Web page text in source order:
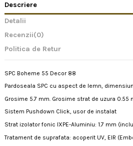
Descriere
Detalii
Recenzii(0)
Politica de Retur
SPC Boheme 55 Decor 88
Pardoseala SPC cu aspect de lemn,
Grosime 5.7 mm. Grosime strat de uzura 0.55
Sistem Pushdown Click, usor de instalat
Strat izolator fonic IXPE-Aluminiu: 1.7 mm
Tratament de suprafata: acoperit UV, EIR